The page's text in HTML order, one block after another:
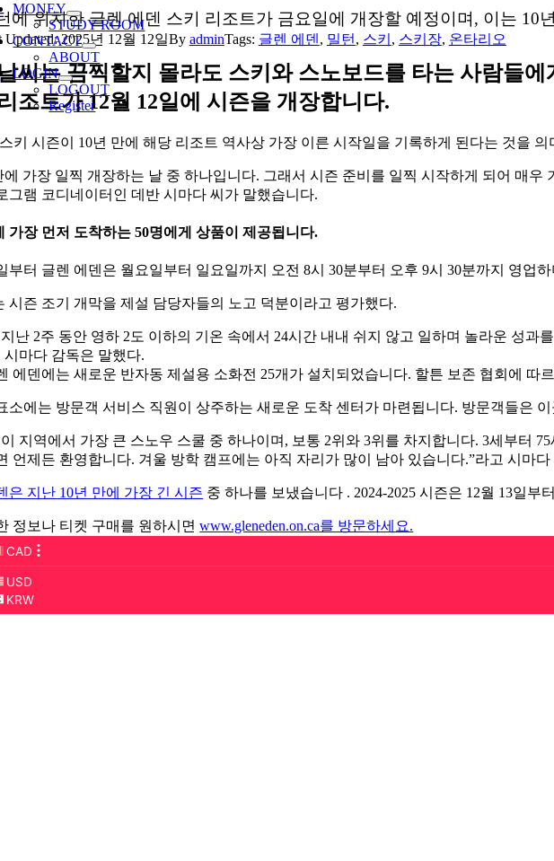
MONEY
STUDY ROOM
CONTACT
ABOUT
LOGIN
LOGOUT
Register
에 위치한 글렌 에덴 스키 리조트가 금요일에 개장할 예정이며, 이는 10
Updated: 2025년 12월 12일By adminTags: 글렌 에덴 , 밀턴 , 스키 , 스키장, 온타리오
씨는 끔찍할지 몰라도 스키와 스노보드를 타는 사람들
조트가 12월 12일에 시즌을 개장합니다.
스키 시즌이 10년 만에 해당 리조트 역사상 가장 이른 시작일을 기록하게 된다는 것을 의
에 가장 일찍 개장하는 날 중 하나입니다. 그래서 시즌 준비를 일찍 시작하게 되어 매
그램 코디네이터인 데반 시마다 씨가 말했습니다.
가장 먼저 도착하는 50명에게 상품이 제공됩니다.
부터 글렌 에덴은 월요일부터 일요일까지 오전 8시 30분부터 오후 9시 30분까지 영업
시즌 조기 개막을 제설 담당자들의 노고 덕분이라고 평가했다.
난 2주 동안 영하 2도 이하의 기온 속에서 24시간 내내 쉬지 않고 일하며 놀라운 성
시마다 감독은 말했다.
에덴에는 새로운 반자동 제설용 소화전 25개가 설치되었습니다. 할튼 보존 협회에 따
소에는 방문객 서비스 직원이 상주하는 새로운 도착 센터가 마련됩니다. 방문객들은
지역에서 가장 큰 스노우 스쿨 중 하나이며, 보통 2위와 3위를 차지합니다. 3세부터
언제든 환영합니다. 겨울 방학 캠프에는 아직 자리가 많이 남아 있습니다.”라고 시마
은 지난 10년 만에 가장 긴 시즌 중 하나를 보냈습니다 . 2024-2025 시즌은 12월 13일부
정보나 티켓 구매를 원하시면www.gleneden.on.ca를 방문하세요.